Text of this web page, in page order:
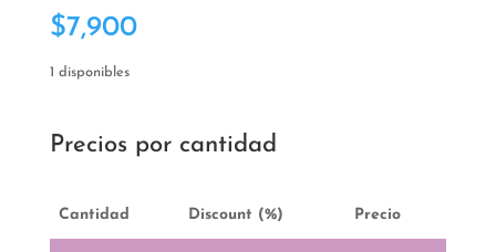
$7,900
1 disponibles
Precios por cantidad
Cantidad Discount (%) Precio